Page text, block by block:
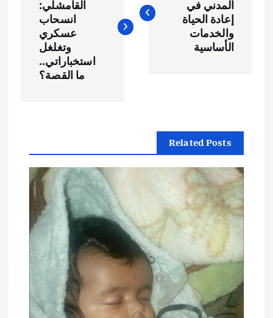
ق
ت
المدني في
إعادة الحياة
والخدمات
الأساسية
القامشلي:
انسحاب
عسكري
وتغلغل
استخباراتي..
ما القصة؟
Related Posts